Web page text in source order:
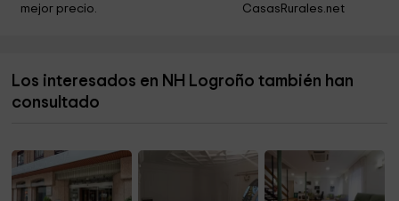
Inestrillas
mejor precio.
CasasRurales.net
Los interesados en NH Logroño también han
consultado